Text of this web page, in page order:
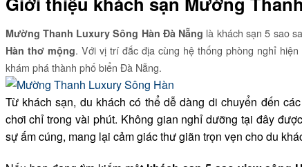
Mường Thanh Luxury Sông Hàn Đà Nẵng là khách sạn 5 sao
Hàn thơ mộng. Với vị trí đắc địa cùng hệ thống phòng nghỉ
khám phá thành phố biển Đà Nẵng.
Từ khách sạn, du khách có thể dễ dàng di chuyển đến
chơi chỉ trong vài phút. Không gian nghỉ dưỡng tại đây
sự ấm cúng, mang lại cảm giác thư giãn trọn vẹn cho du